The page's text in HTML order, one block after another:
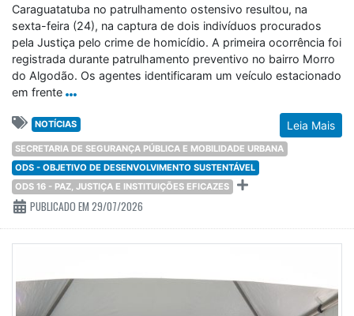
Caraguatatuba no patrulhamento ostensivo resultou, na
sexta-feira (24), na captura de dois indivíduos procurados
pela Justiça pelo crime de homicídio. A primeira ocorrência foi
registrada durante patrulhamento preventivo no bairro Morro
do Algodão. Os agentes identificaram um veículo estacionado
em frente
Leia Mais
NOTÍCIAS
SECRETARIA DE SEGURANÇA PÚBLICA E MOBILIDADE URBANA
ODS - OBJETIVO DE DESENVOLVIMENTO SUSTENTÁVEL
ODS 16 - PAZ, JUSTIÇA E INSTITUIÇÕES EFICAZES
PUBLICADO EM 29/07/2026